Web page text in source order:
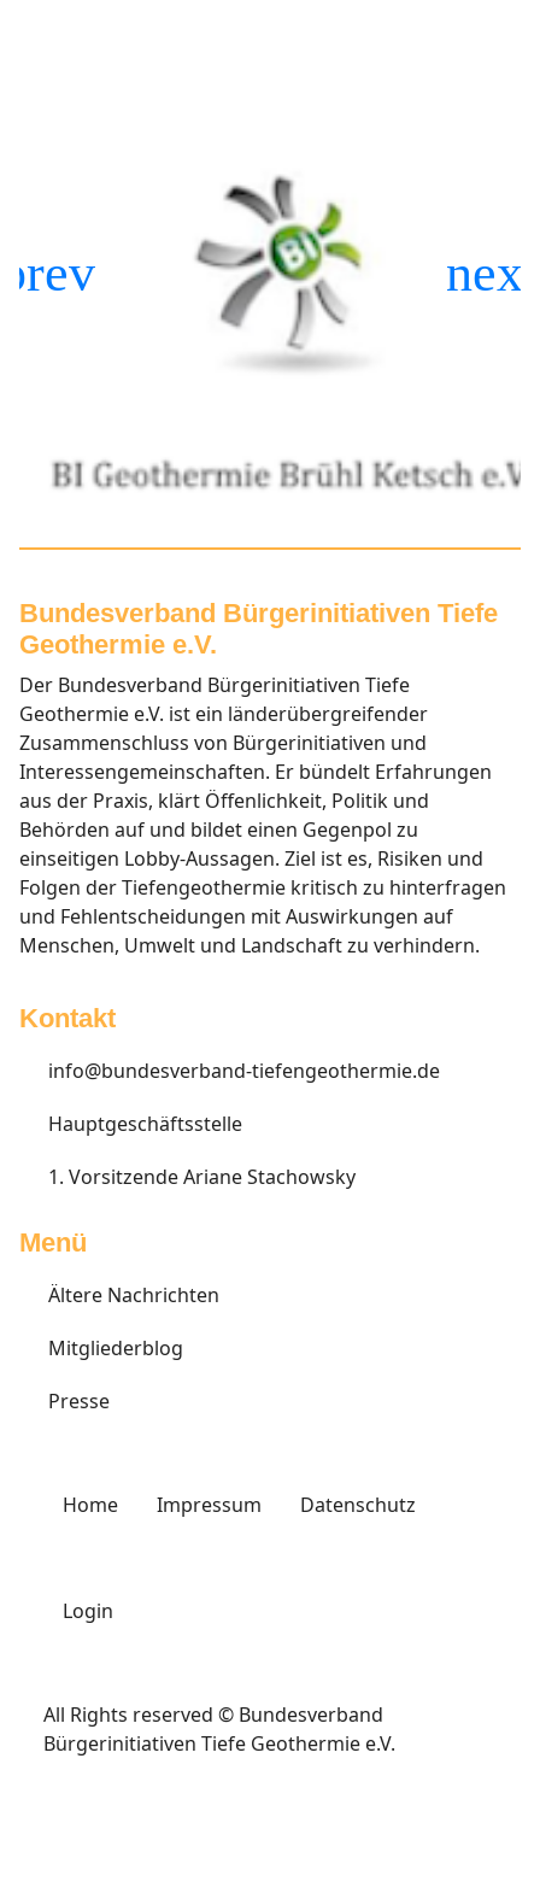
Bundesverband Bürgerinitiativen Tiefe
Geothermie e.V.
Der Bundesverband Bürgerinitiativen Tiefe
Geothermie e.V. ist ein länderübergreifender
Zusammenschlussvon Bürgerinitiativen und
Interessengemeinschaften. Er bündelt Erfahrungen
aus der Praxis, klärt Öffenlichkeit, Politik und
Behörden auf und bildet einen Gegenpol zu
einseitigen Lobby-Aussagen. Ziel ist es, Risiken und
Folgen der Tiefengeothermie kritisch zu hinterfragen
und Fehlentscheidungen mit Auswirkungen auf
Menschen, Umwelt und Landschaft zu verhindern.
Kontakt
info@bundesverband-tiefengeothermie.de
Hauptgeschäftsstelle
1. Vorsitzende Ariane Stachowsky
Menü
Ältere Nachrichten
Mitgliederblog
Presse
Home Impressum Datenschutz
Login
All Rights reserved © Bundesverband
Bürgerinitiativen Tiefe Geothermie e.V.